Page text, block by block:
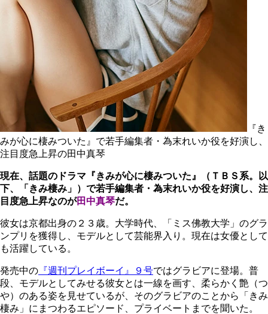
『き
みが心に棲みついた』で若手編集者・為末れいか役を好演し、
注目度急上昇の田中真琴
現在、話題のドラマ『きみが心に棲みついた』（ＴＢＳ系。以
下、「きみ棲み」）で若手編集者・為末れいか役を好演し、注
目度急上昇なのが田中真琴だ。
彼女は京都出身の２３歳。大学時代、「ミス佛教大学」のグラ
ンプリを獲得し、モデルとして芸能界入り。現在は女優として
も活躍している。
発売中の 『週刊プレイボーイ』９号ではグラビアに登場。普
段、モデルとしてみせる彼女とは一線を画す、柔らかく艶（つ
や）のある姿を見せているが、そのグラビアのことから「きみ
棲み」にまつわるエピソード、プライベートまでを聞いた。